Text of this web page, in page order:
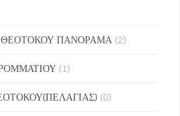
ΘΕΟΤΟΚΟΥ ΠΑΝΟΡΑΜΑ (2)
(1)
(0)